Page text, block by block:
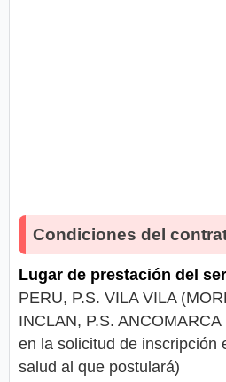
Condiciones del
Lugar de prestación del
PERU, P.S. VILA VILA
INCLAN, P.S.
en la solicitud de inscripción
salud al que postulará)